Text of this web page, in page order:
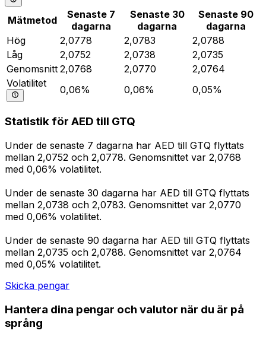
Mätmetod
Senaste 7
dagarna
Senaste 30
dagarna
Senaste 90
dagarna
Hög
2,0778 2,0783
2,0788
Låg
2,0752 2,0738
2,0735
Genomsnitt 2,0768 2,0770
2,0764
Volatilitet
0,06% 0,06% 0,05%
Statistik för AED till GTQ
Under de senaste 7 dagarna har AED till GTQ flyttats
mellan 2,0752 och 2,0778. Genomsnittet var 2,0768
med 0,06% volatilitet.
Under de senaste 30 dagarna har AED till GTQ flyttats
mellan 2,0738 och 2,0783. Genomsnittet var 2,0770
med 0,06% volatilitet.
Under de senaste 90 dagarna har AED till GTQ flyttats
mellan 2,0735 och 2,0788. Genomsnittet var 2,0764
med 0,05% volatilitet.
Skicka pengar
Hantera dina pengar och valutor när du är på
språng